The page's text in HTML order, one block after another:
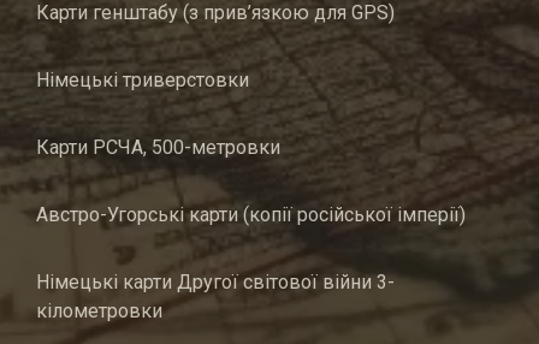
Карти генштабу (з прив’язкою для GPS)
Німецькі триверстовки
Карти РСЧА, 500-метровки
Австро-Угорські карти (копії російської імперії)
Німецькі карти Другої світової війни 3-
кілометровки